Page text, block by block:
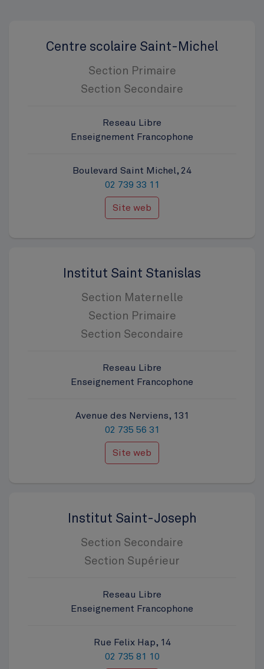
Centre scolaire Saint-Michel
Section Primaire
Section Secondaire
Reseau Libre
Enseignement Francophone
Boulevard Saint Michel, 24
02 739 33 11
Site web
Institut Saint Stanislas
Section Maternelle
Section Primaire
Section Secondaire
Reseau Libre
Enseignement Francophone
Avenue des Nerviens, 131
02 735 56 31
Site web
Institut Saint-Joseph
Section Secondaire
Section Supérieur
Reseau Libre
Enseignement Francophone
Rue Felix Hap, 14
02 735 81 10